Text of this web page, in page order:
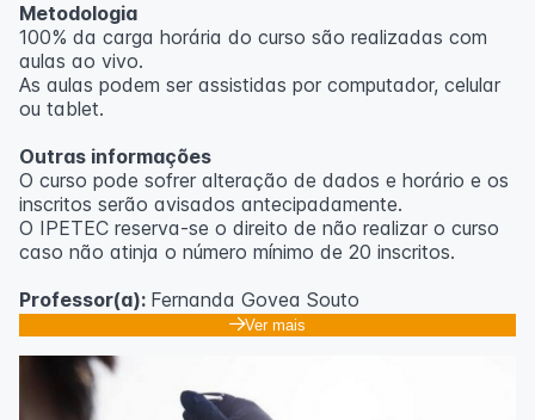
Metodologia
100% da carga horária do curso são realizadas com
aulas ao vivo.
As aulas podem ser assistidas por computador, celular
ou tablet.
Outras informações
O curso pode sofrer alteração de dados e horário e os
inscritos serão avisados ​​antecipadamente.
O IPETEC reserva-se o direito de não realizar o curso
caso não atinja o número mínimo de 20 inscritos.
Professor(a): Fernanda Govea Souto
Ver mais